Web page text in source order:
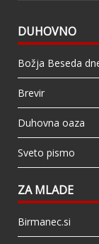
DUHOVNO
Božja Beseda
Brevir
Duhovna oaza
Sveto pismo
ZA MLADE
Birmanec.si